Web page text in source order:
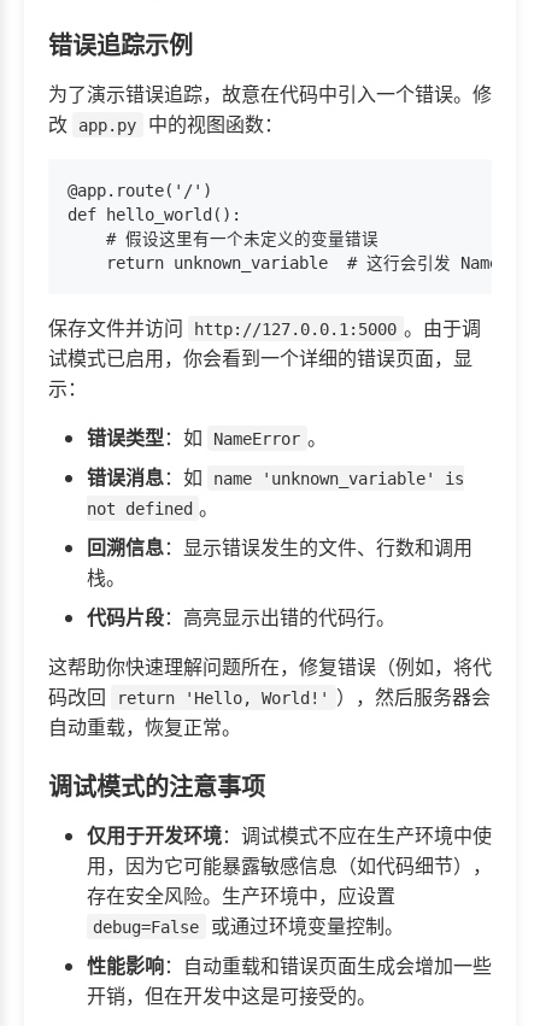
错误追踪示例
为了演示错误追踪，故意在代码中引入一个错误。修
改
app.py 中的视图函数：
@app.route('/')
def hello_world():
    # 假设这里有一个未定义的变量错误
保存文件并访问 http://127.0.0.1:5000 。由于调
试模式已启用，你会看到一个详细的错误页面，显
示：
错误类型：如 NameError 。
错误消息：如
name 'unknown_variable' is
not defined 。
回溯信息：显示错误发生的文件、行数和调用
栈。
代码片段：高亮显示出错的代码行。
这帮助你快速理解问题所在，修复错误（例如，将代
码改回
return 'Hello, World!'
），然后服务器会
自动重载，恢复正常。
调试模式的注意事项
仅用于开发环境：调试模式不应在生产环境中使
用，因为它可能暴露敏感信息（如代码细节），
存在安全风险。生产环境中，应设置
debug=False
或通过环境变量控制。
性能影响：自动重载和错误页面生成会增加一些
开销，但在开发中这是可接受的。